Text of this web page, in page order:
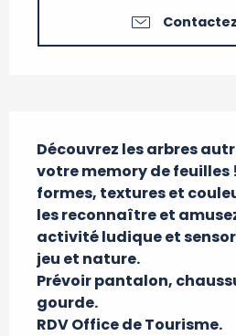
Découvrez les arbres
votre memory de feuilles
formes, textures et
les reconnaître et
activité ludique et
jeu et nature.
Prévoir pantalon,
gourde.
RDV Office de Tourisme.